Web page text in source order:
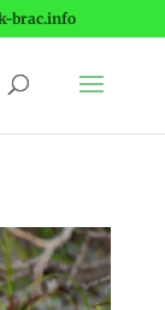
brac.info